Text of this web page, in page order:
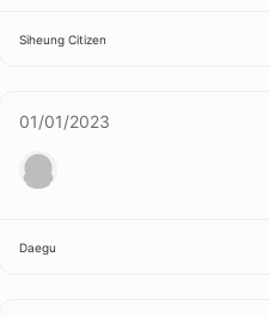
Siheung Citizen
01/01/2023
Daegu